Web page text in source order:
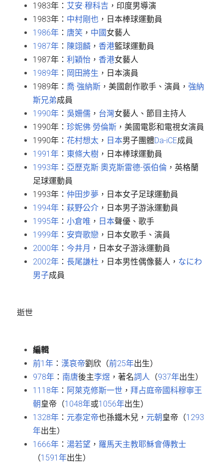
1983年： 艾安·穆科吉 ，印度男導演
1983年： 中村剛也 ，日本棒球運動員
1986年 ： 唐笑 ， 中國女藝人
1987年 ： 陳翊麟 ， 香港籃球運動員
1987年： 利穎怡 ， 香港女藝人
1989年 ： 岡田將生 ，日本演員
1989年： 喬·強納斯 ，美國創作歌手、演員， 強納
斯兄弟成員
1990年 ： 吳姍儒 ， 台灣女藝人、節目主持人
1990年： 珍妮佛·勞倫斯 ，美國電影和電視女演員
1990年： 花村想太 ， 日本男子團體Da-iCE成員
1991年 ： 東條大樹 ，日本棒球運動員
1993年 ： 亞歷克斯·奧克斯雷德-張伯倫 ，英格蘭
足球運動員
1993年： 仲田步夢 ，日本女子足球運動員
1994年 ： 萩野公介 ，日本男子游泳運動員
1995年 ： 小倉唯 ， 日本聲優、歌手
1999年 ： 安齊歌戀 ，日本女歌手、演員
2000年 ： 今井月 ，日本女子游泳運動員
2002年 ： 長尾謙杜 ，日本男性偶像藝人， なにわ
男子成員
逝世
編輯
前1年 ： 漢哀帝劉欣（前25年出生）
978年 ： 南唐後主李煜 ，著名詞人 （937年出生）
1118年 ： 阿萊克修斯一世 ， 拜占庭帝國科穆寧王
朝 皇帝（1048年或1056年出生）
1328年 ： 元泰定帝也孫鐵木兒， 元朝 皇帝（1293
年出生）
1666年 ： 湯若望 ， 羅馬天主教耶穌會傳教士
（1591年出生）